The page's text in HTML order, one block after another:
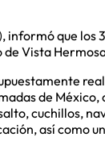
informó que
Vista
de México,
cuchillos,
así como